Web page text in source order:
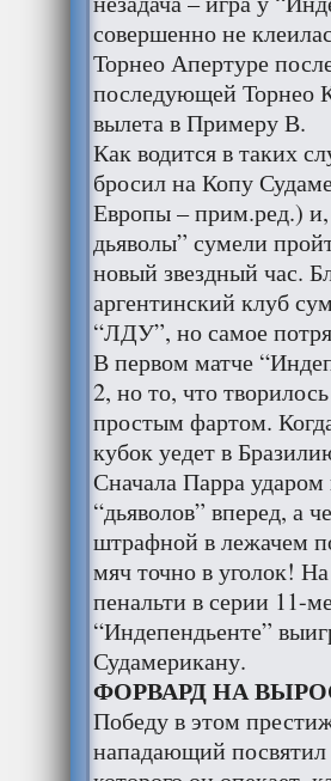
совершенно не
Торнео Апертуре
последующей Торнео
вылета в Примеру В.
Как водится в таких
бросил на Копу
Европы – прим.ред.) и,
дьяволы” сумели
новый звездный час.
аргентинский клуб
“ЛДУ”, но самое
В первом матче
2, но то, что
простым фартом.
кубок уедет в
Сначала Парра
“дьяволов” вперед, а
штрафной в лежачем
мяч точно в уголок!
пенальти в серии 11-
“Индепендьенте”
Судамерикану.
ФОРВАРД НА
Победу в этом
нападающий